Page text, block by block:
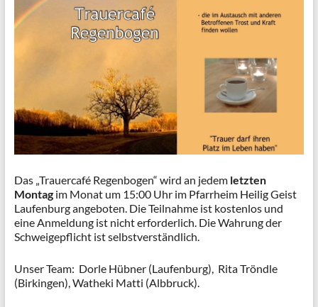
Das „Trauercafé Regenbogen“ wird an jedem letzten
Montagim Monat um 15:00 Uhr im Pfarrheim Heilig Geist
Laufenburg angeboten. Die Teilnahme ist kostenlos und
eine Anmeldung ist nicht erforderlich. Die Wahrung der
Schweigepflicht ist selbstverständlich.
Unser Team: Dorle Hübner (Laufenburg), Rita Tröndle
(Birkingen), Watheki Matti (Albbruck).